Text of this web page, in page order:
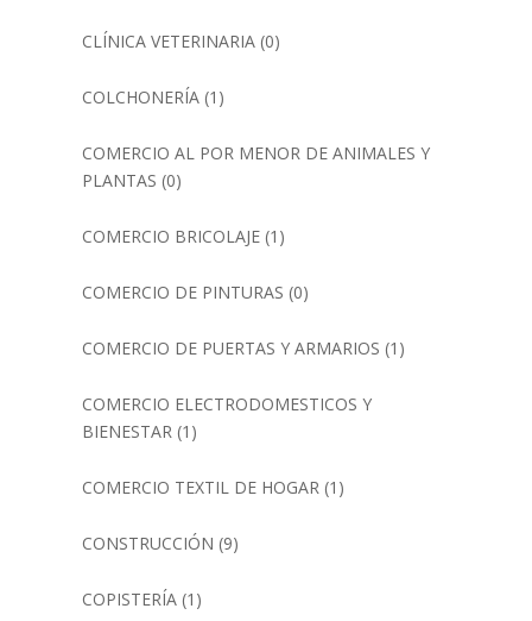
CLÍNICA VETERINARIA(0)
COLCHONERÍA(1)
COMERCIO AL POR MENOR DE ANIMALES Y
PLANTAS (0)
COMERCIO BRICOLAJE(1)
COMERCIO DE PINTURAS (0)
COMERCIO DE PUERTAS Y ARMARIOS (1)
COMERCIO ELECTRODOMESTICOS Y
BIENESTAR(1)
COMERCIO TEXTIL DE HOGAR(1)
CONSTRUCCIÓN (9)
COPISTERÍA(1)